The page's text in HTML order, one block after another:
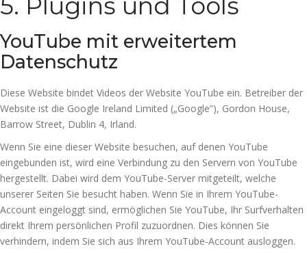
YouTube mit erweitertem
Datenschutz
Diese Website bindet Videos der Website YouTube ein. Betreiber der
Website ist die Google Ireland Limited („Google”), Gordon House,
Barrow Street, Dublin 4, Irland.
Wenn Sie eine dieser Website besuchen, auf denen YouTube
eingebunden ist, wird eine Verbindung zu den Servern von YouTube
hergestellt. Dabei wird dem YouTube-Server mitgeteilt, welche
unserer Seiten Sie besucht haben. Wenn Sie in Ihrem YouTube-
Account eingeloggt sind, ermöglichen Sie YouTube, Ihr Surfverhalten
direkt Ihrem persönlichen Profil zuzuordnen. Dies können Sie
verhindern, indem Sie sich aus Ihrem YouTube-Account ausloggen.